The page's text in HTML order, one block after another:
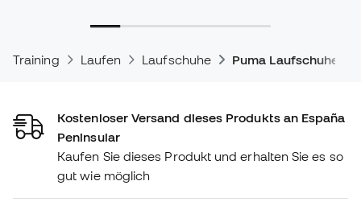
Training Laufen Laufschuhe Puma Laufschuhe
Kostenloser Versand dieses Produkts an España
Peninsular
Kaufen Sie dieses Produkt und erhalten Sie es so
gut wie möglich